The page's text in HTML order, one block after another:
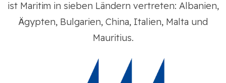
ist Maritim in sieben Ländern vertreten: Albanien,
Ägypten, Bulgarien, China, Italien, Malta und
Mauritius.